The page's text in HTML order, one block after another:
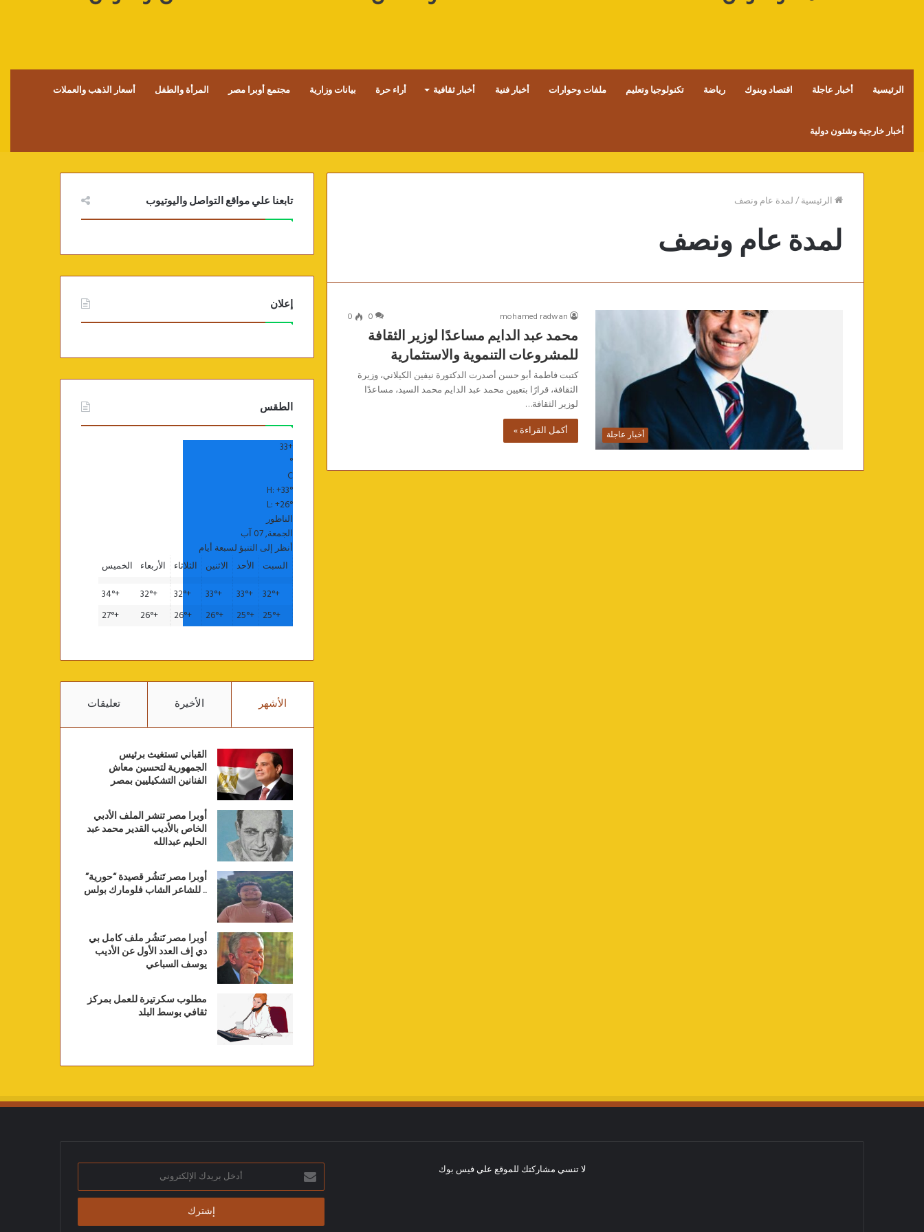
الرئيسية أخبار عاجلة اقتصاد وبنوك رياضة تكنولوجيا وتعليم ملفات وحوارات أخبار فنية أخبار ثقافية أراء حرة بيانات وزارية مجتمع أوبرا مصر المرأة والطفل أسعار الذهب والعملات
أخبار خارجية وشئون دولية
الرئيسية/لمدة عام ونصف
لمدة عام ونصف
أخبار عاجلة
mohamed radwan
0
0
محمد عبد الدايم مساعدًا لوزير الثقافة
للمشروعات التنموية والاستثمارية
كتبت فاطمة أبو حسن أصدرت الدكتورة نيفين الكيلاني، وزيرة
الثقافة، قرارًا بتعيين محمد عبد الدايم محمد السيد، مساعدًا
لوزير الثقافة…
أكمل القراءة »
تابعنا علي مواقع التواصل واليوتيوب
إعلان
الطقس
+
33
°
C
H:+33°
L:+26°
الناظور
الجمعة, 07 آب
أنظر إلى التنبؤ لسبعة أيام
السبت
الأحد الاثنين الثلاثاء الأربعاء
الخميس
+
32°
+
33°
+
33°
+
32°
+
32°
+
34°
+
25°
+
25°
+
26°
+
26°
+
26°
+
27°
الأشهر الأخيرة تعليقات
القباني تستغيث برئيس
الجمهورية لتحسين معاش
الفنانين التشكيليين بمصر
أوبرا مصر تنشر الملف الأدبي
الخاص بالأديب القدير محمد عبد
الحليم عبدالله
أوبرا مصر تَنشُر قصيدة “حورية”
.. للشاعر الشاب فلومارك بولس
أوبرا مصر تَنشُر ملف كامل بي
دي إف العدد الأول عن الأديب
يوسف السباعي
مطلوب سكرتيرة للعمل بمركز
ثقافي بوسط البلد
لا تنسي مشاركتك للموقع علي فيس بوك
أدخل
بريدك
الإلكتروني